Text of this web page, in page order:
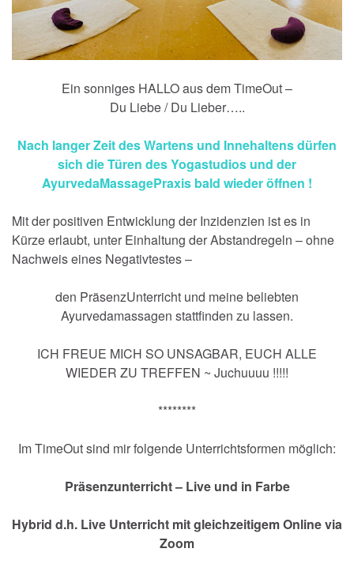
Ein sonniges HALLO aus dem TimeOut –
Du Liebe / Du Lieber…..
Nach langer Zeit des Wartens und Innehaltens dürfen
sich die Türen des Yogastudios und der
AyurvedaMassagePraxis bald wieder öffnen !
Mit der positiven Entwicklung der Inzidenzien ist es in
Kürze erlaubt, unter Einhaltung der Abstandregeln – ohne
Nachweis eines Negativtestes –
den PräsenzUnterricht und meine beliebten
Ayurvedamassagen stattfinden zu lassen.
ICH FREUE MICH SO UNSAGBAR, EUCH ALLE
WIEDER ZU TREFFEN ~ Juchuuuu !!!!!
********
Im TimeOut sind mir folgende Unterrichtsformen möglich:
Präsenzunterricht – Live und in Farbe
Hybrid d.h. Live Unterricht mit gleichzeitigem Online via
Zoom